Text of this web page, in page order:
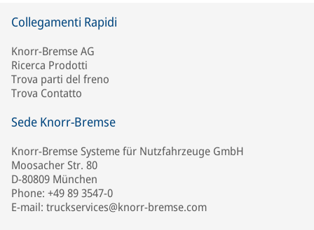
Collegamenti Rapidi
Knorr-Bremse AG
Ricerca Prodotti
Trova parti del freno
Trova Contatto
Sede Knorr-Bremse
Knorr-Bremse Systeme für Nutzfahrzeuge GmbH
Moosacher Str. 80
D-80809 München
Phone: +49 89 3547-0
E-mail: truckservices@knorr-bremse.com